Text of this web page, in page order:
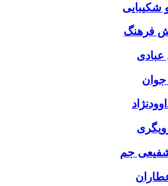
شکیبایی
فرهنگ
عبادی
جوان
جم